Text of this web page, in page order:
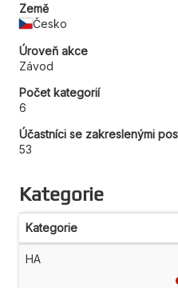
Země
Česko
Úroveň akce
Závod
Počet kategorií
6
Účastníci se zakreslenými
53
Kategorie
Kategorie
HA